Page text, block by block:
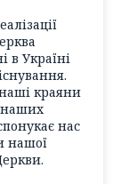
в Україні
краяни
наших
нас
нашої